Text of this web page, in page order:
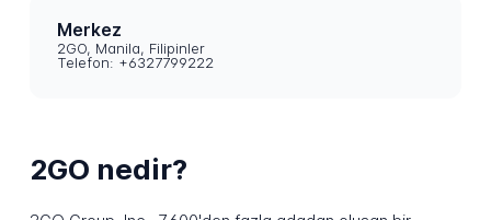
Merkez
2GO, Manila, Filipinler
Telefon: +6327799222
2GO nedir?